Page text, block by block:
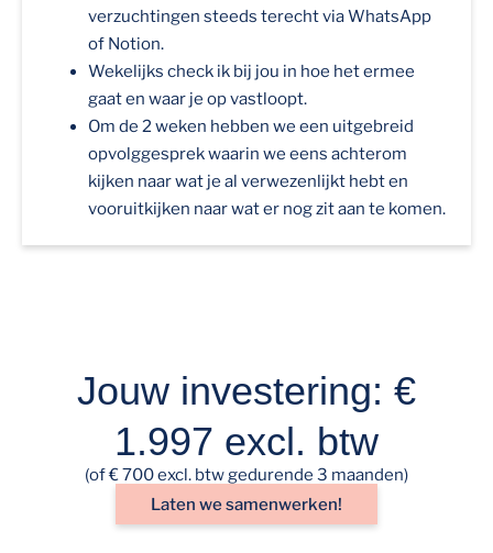
verzuchtingen steeds terecht via WhatsApp
of Notion.
Wekelijks check ik bij jou in hoe het ermee
gaat en waar je op vastloopt.
Om de 2 weken hebben we een uitgebreid
opvolggesprek waarin we eens achterom
kijken naar wat je al verwezenlijkt hebt en
vooruitkijken naar wat er nog zit aan te komen.
Jouw investering: €
1.997 excl. btw
(of € 700 excl. btw gedurende 3 maanden)
Laten we samenwerken!